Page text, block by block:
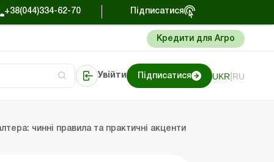
+38(044)334-62-70 Підписатися
Кредити для Агро
Увійти Підписатися UKR RU
чинні правила та практичні акценти